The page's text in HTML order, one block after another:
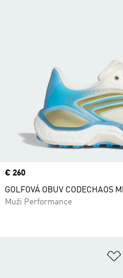
Price
€ 260
GOLFOVÁ OBUV CODECHAOS
Muži Performance